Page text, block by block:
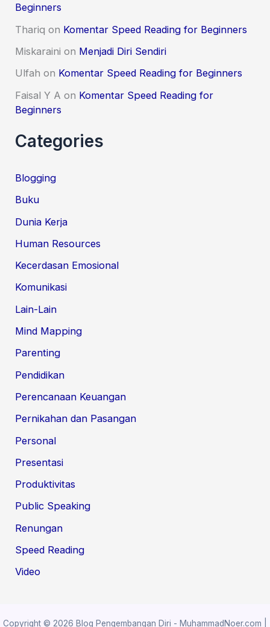
Beginners
Thariq on Komentar Speed Reading for Beginners
Miskaraini on Menjadi Diri Sendiri
Ulfah on Komentar Speed Reading for Beginners
Faisal Y A on Komentar Speed Reading for
Beginners
Categories
Blogging
Buku
Dunia Kerja
Human Resources
Kecerdasan Emosional
Komunikasi
Lain-Lain
Mind Mapping
Parenting
Pendidikan
Perencanaan Keuangan
Pernikahan dan Pasangan
Personal
Presentasi
Produktivitas
Public Speaking
Renungan
Speed Reading
Video
Copyright © 2026 Blog Pengembangan Diri - MuhammadNoer.com |